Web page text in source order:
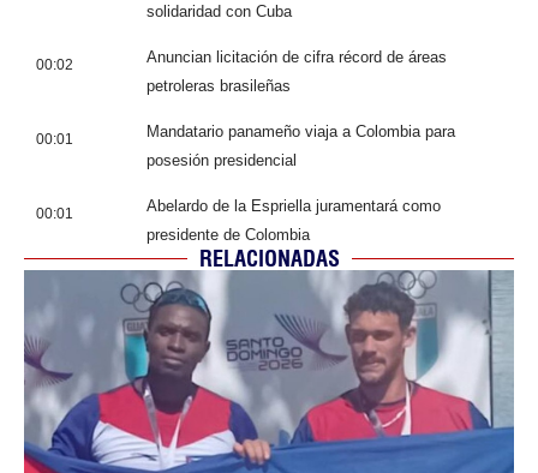
solidaridad con Cuba
00:02
Anuncian licitación de cifra récord de áreas
petroleras brasileñas
00:01
Mandatario panameño viaja a Colombia para
posesión presidencial
00:01
Abelardo de la Espriella juramentará como
presidente de Colombia
RELACIONADAS